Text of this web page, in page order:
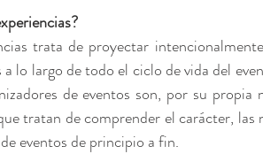
trata de proyectar
a lo largo de todo el ciclo de vida del
de eventos son, por su propia
tratan de comprender el carácter, las
eventos de principio a fin.